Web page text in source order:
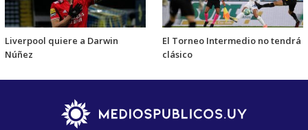
Liverpool quiere a Darwin
Núñez
El Torneo Intermedio no tendrá
clásico